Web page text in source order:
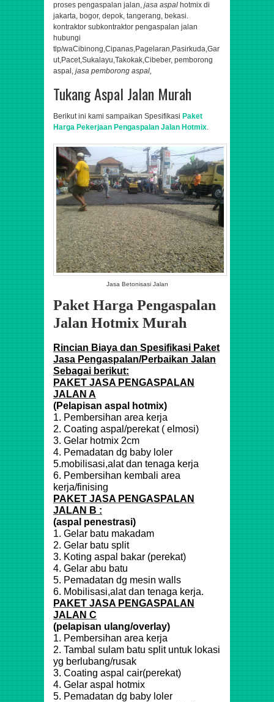
proses pengaspalan jalan, jasa aspal hotmix di
jakarta, bogor, depok, tangerang, bekasi.
kontraktor subkontraktor pengaspalan jalan
hubungi
tlp/waCibinong,Cipanas,Pagelaran,Pasirkuda,Gar
ut,Pacet,Sukalayu,Takokak,Cibeber​, pemborong
aspal, jasa pemborong aspal,
Tukang Aspal Jalan Murah
Berikut ini kami sampaikan Spesifikasi Paket
Harga Pekerjaan Pengaspalan Jalan Hotmix.
Jasa Betonisasi Jalan
Paket Harga Pengaspalan
Jalan Hotmix Murah
Rincian Biaya dan Spesifikasi Paket
Jasa Pengaspalan/Perbaikan Jalan
Sebagai berikut:
PAKET JASA PENGASPALAN
JALAN A
(Pelapisan aspal hotmix)
1. Pembersihan area kerja
2. Coating aspal/perekat ( elmosi)
3. Gelar hotmix 2cm
4. Pemadatan dg baby loler
5.mobilisasi,alat dan tenaga kerja
6. Pembersihan kembali area
kerja/finising
PAKET JASA PENGASPALAN
JALAN B :
(aspal penestrasi)
1. Gelar batu makadam
2. Gelar batu split
3. Koting aspal bakar (perekat)
4. Gelar abu batu
5. Pemadatan dg mesin walls
6. Mobilisasi,alat dan tenaga kerja.
PAKET JASA PENGASPALAN
JALAN C
(pelapisan ulang/overlay)
1. Pembersihan area kerja
2. Tambal sulam batu split untuk lokasi
yg berlubang/rusak
3. Coating aspal cair(perekat)
4. Gelar aspal hotmix
5. Pemadatan dg baby loler